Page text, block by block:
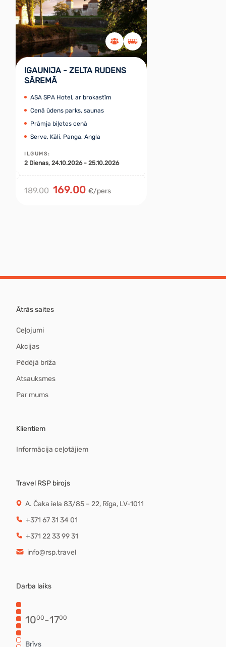
IGAUNIJA - ZELTA RUDENS
SĀREMĀ
ASA SPA Hotel, ar brokastīm
Cenā ūdens parks, saunas
Prāmja biļetes cenā
Serve, Kāli, Panga, Angla
ILGUMS:
2 Dienas, 24.10.2026 - 25.10.2026
189.00 169.00 €/pers
Ātrās saites
Ceļojumi
Akcijas
Pēdējā brīža
Atsauksmes
Par mums
Klientiem
Informācija ceļotājiem
Travel RSP birojs
A. Čaka iela 83/85 – 22, Rīga, LV-1011
+371 67 31 34 01
+371 22 33 99 31
info@rsp.travel
Darba laiks
1000-1700
Brīvs